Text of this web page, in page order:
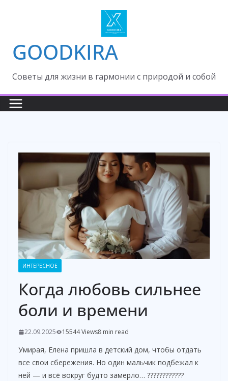
GOODKIRA
Cоветы для жизни в гармонии с природой и собой
ИНТЕРЕСНОЕ
Когда любовь сильнее
боли и времени
22.09.2025 15544 Views8 min read
Умирая, Елена пришла в детский дом, чтобы отдать
все свои сбережения. Но один мальчик подбежал к
ней — и всё вокруг будто замерло… ????????????